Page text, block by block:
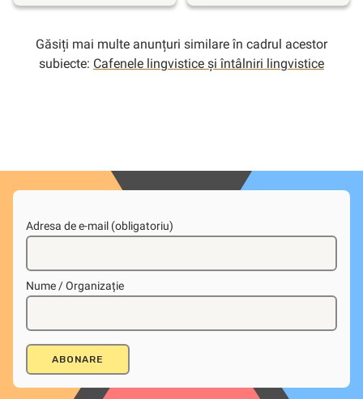
Găsiți mai multe anunțuri similare în cadrul acestor
subiecte: Cafenele lingvistice și întâlniri lingvistice
Adresa de e-mail (obligatoriu)
Nume / Organizație